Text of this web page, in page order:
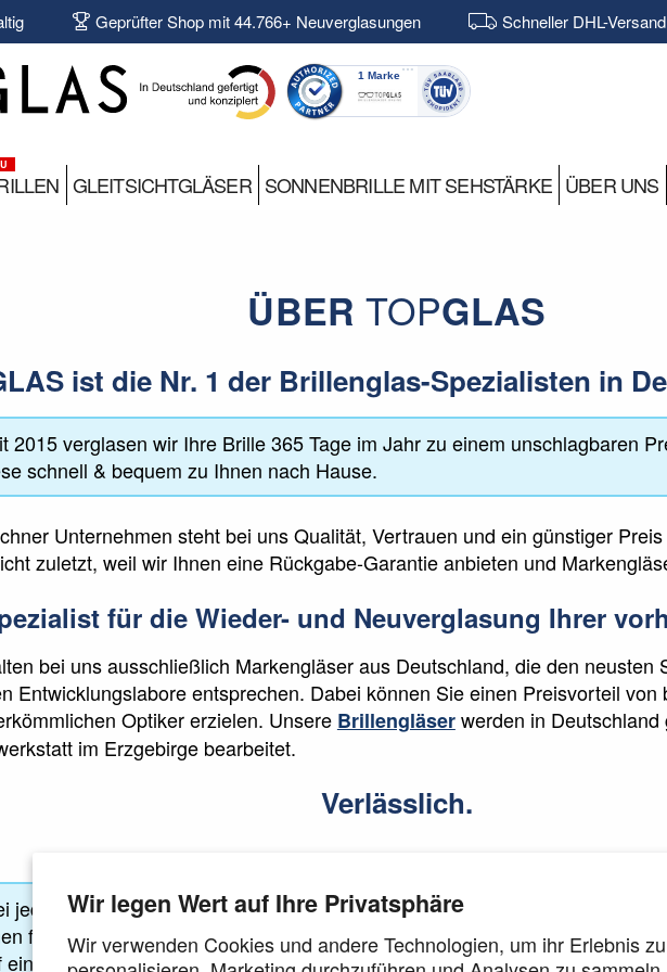
Wir legen Wert auf Ihre Privatsphäre
Wir verwenden Cookies und andere Technologien, um ihr Erlebnis zu
Geprüfter Shop mit 44.766+ Neuverglasungen Schneller DHL-Versand
GLEITSICHTGLÄSER SONNENBRILLE MIT SEHSTÄRKE ÜBER UNS
ÜBERTOPGLAS
ist die Nr. 1 der Brillenglas-Spezialisten in
2015 verglasen wir Ihre Brille 365 Tage im Jahr zu einem unschlagbaren
schnell & bequem zu Ihnen nach Hause.
Unternehmen steht bei uns Qualität, Vertrauen und ein günstiger
zuletzt, weil wir Ihnen eine Rückgabe-Garantie anbieten und
für die Wieder- und Neuverglasung Ihrer
bei uns ausschließlich Markengläser aus Deutschland, die den neusten
Entwicklungslabore entsprechen. Dabei können Sie einen Preisvorteil von
Optiker erzielen. Unsere Brillengläserwerden in Deutschland
im Erzgebirge bearbeitet.
Verlässlich.
jeder einzelnen Brille sollten Brillengläser der höchsten Qualität eingebaut
fairen und transparenten Preis. Egal wo und wann – mit TOPGLAS.de
eine verlässliche Neuverglasung Ihrer Brille vertrauen."